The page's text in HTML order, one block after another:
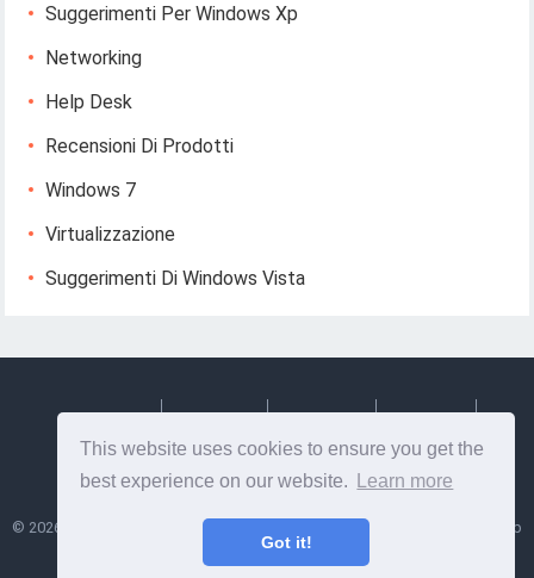
This website uses cookies to ensure you get the
best experience on our website.
Learn more
Got it!
Suggerimenti Per Windows Xp
Networking
Help Desk
Recensioni Di Prodotti
Windows 7
Virtualizzazione
Suggerimenti Di Windows Vista
© 2026 Lesptitesaffairesdemayl
- Suggerimenti e informazioni utili su web